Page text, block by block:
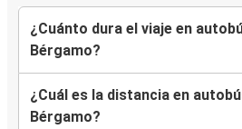
¿Cuánto dura el viaje en
Bérgamo?
¿Cuál es la distancia en
Bérgamo?